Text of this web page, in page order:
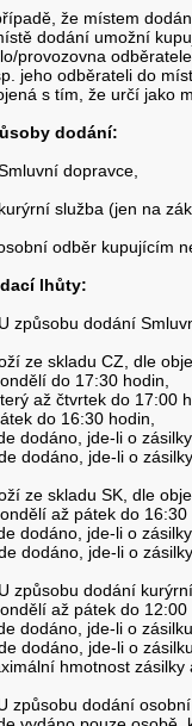
že místem
dodání umožní
provozovna
jeho odběrateli do
s tím, že určí jako
dodání:
dopravce,
služba (jen na
odběr kupujícím
lhůty:
způsobu dodání
ze skladu CZ, dle
do 17:30 hodin,
až čtvrtek do 17:00
do 16:30 hodin,
dodáno, jde-li o
dodáno, jde-li o
ze skladu SK, dle
až pátek do 16:30
dodáno, jde-li o
dodáno, jde-li o
způsobu dodání
až pátek do 12:00
dodáno, jde-li o
dodáno, jde-li o
hmotnost zásilky
způsobu dodání